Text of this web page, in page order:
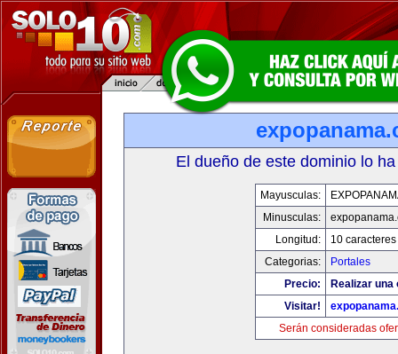
El dueño de este dominio lo
Mayusculas:
Minusculas:
Longitud:
10 caracteres
Categorias:
Portales
Precio:
Realizar una
Visitar!
Serán consideradas